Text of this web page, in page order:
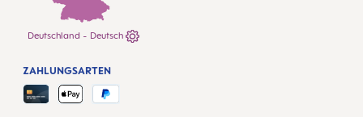
Deutschland - Deutsch
ZAHLUNGSARTEN